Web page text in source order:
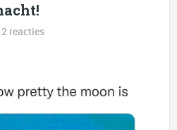
2 reacties